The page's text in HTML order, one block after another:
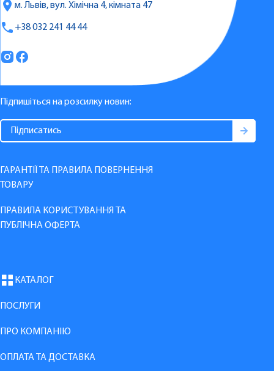
м. Львів, вул. Хімічна 4, кімната 47
+38 032 241 44 44
Підпишіться на розсилку новин:
ГАРАНТІЇ ТА ПРАВИЛА ПОВЕРНЕННЯ
ТОВАРУ
ПРАВИЛА КОРИСТУВАННЯ ТА
ПУБЛІЧНА ОФЕРТА
КАТАЛОГ
ПОСЛУГИ
ПРО КОМПАНІЮ
ОПЛАТА ТА ДОСТАВКА